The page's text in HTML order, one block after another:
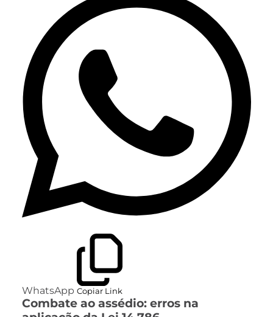
WhatsApp Copiar Link
Combate ao assédio: erros na